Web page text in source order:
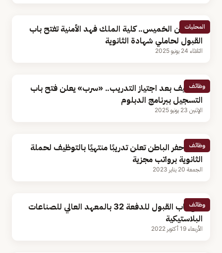
المحليات
بداية من الخميس.. كلية الملك فهد الأمنية تفتح باب
القبول لحاملي شهادة الثانوية
الثلاثاء 24 يونيو 2025
وظائف
التوظيف بعد اجتياز التدريب.. «سرب» يعلن فتح باب
التسجيل ببرنامج الدبلوم
الإثنين 23 يونيو 2025
وظائف
غرفة حفر الباطن تعلن تدريبًا منتهيًا بالتوظيف لحملة
الثانوية برواتب مجزية
الجمعة 20 يناير 2023
وظائف
فتح باب القبول للدفعة 32 بالمعهد العالي للصناعات
البلاستيكية
الأربعاء 19 أكتوبر 2022